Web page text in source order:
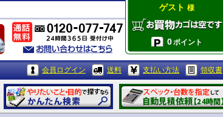
ゲスト 様
0ポイント
会員ログイン 送料 支払い方法 領収書